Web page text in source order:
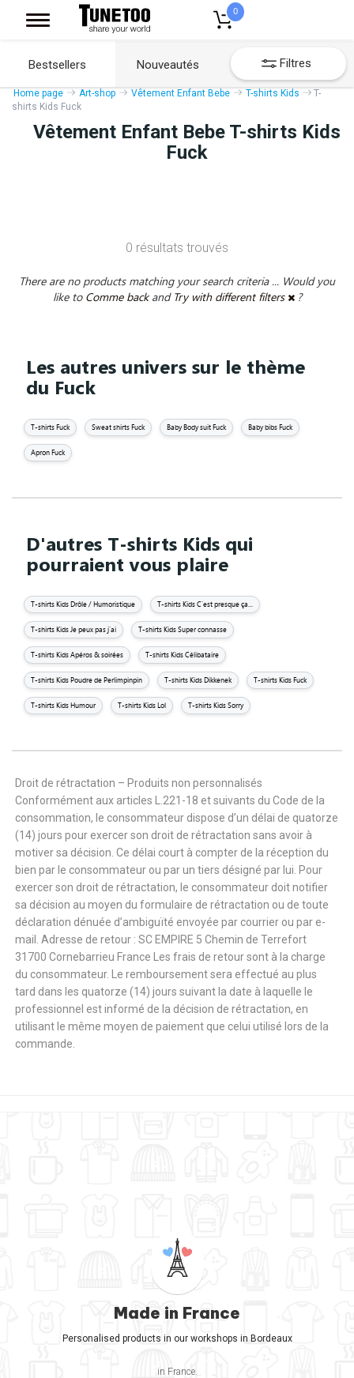
0
Bestsellers Nouveautés Filtres
Home page Art-shop Vêtement Enfant Bebe T-shirts Kids
T-
shirts Kids Fuck
Vêtement Enfant Bebe T-shirts Kids
Fuck
0 résultats trouvés
There are no products matching your search criteria ... Would you
like to Comme back and Try with different filters ?
Les autres univers sur le thème
du Fuck
T-shirts Fuck Sweat shirts Fuck Baby Body suit Fuck Baby bibs Fuck
Apron Fuck
D'autres T-shirts Kids qui
pourraient vous plaire
T-shirts Kids Drôle / Humoristique T-shirts Kids C'est presque ça...
T-shirts Kids Je peux pas j'ai T-shirts Kids Super connasse
T-shirts Kids Apéros & soirées T-shirts Kids Célibataire
T-shirts Kids Poudre de Perlimpinpin T-shirts Kids Dikkenek T-shirts Kids Fuck
T-shirts Kids Humour T-shirts Kids Lol T-shirts Kids Sorry
Droit de rétractation – Produits non personnalisés
Conformément aux articles L.221-18 et suivants du Code de la
consommation, le consommateur dispose d’un délai de quatorze
(14) jours pour exercer son droit de rétractation sans avoir à
motiver sa décision. Ce délai court à compter de la réception du
bien par le consommateur ou par un tiers désigné par lui. Pour
exercer son droit de rétractation, le consommateur doit notifier
sa décision au moyen du formulaire de rétractation ou de toute
déclaration dénuée d’ambiguïté envoyée par courrier ou par e-
mail. Adresse de retour : SC EMPIRE 5 Chemin de Terrefort
31700 Cornebarrieu France Les frais de retour sont à la charge
du consommateur. Le remboursement sera effectué au plus
tard dans les quatorze (14) jours suivant la date à laquelle le
professionnel est informé de la décision de rétractation, en
utilisant le même moyen de paiement que celui utilisé lors de la
commande.
Made in France
Personalised products in our workshops in Bordeaux
in France.